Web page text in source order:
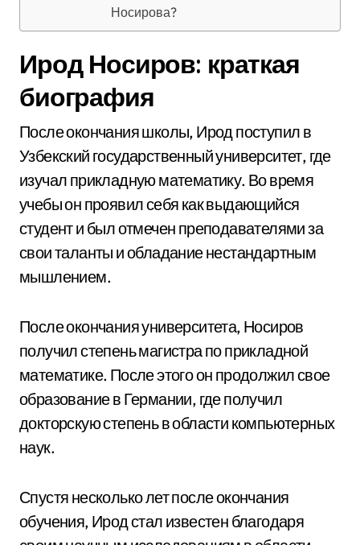
Носирова?
Ирод Носиров: краткая
биография
После окончания школы, Ирод поступил в
Узбекский государственный университет, где
изучал прикладную математику. Во время
учебы он проявил себя как выдающийся
студент и был отмечен преподавателями за
свои таланты и обладание нестандартным
мышлением.
После окончания университета, Носиров
получил степень магистра по прикладной
математике. После этого он продолжил свое
образование в Германии, где получил
докторскую степень в области компьютерных
наук.
Спустя несколько лет после окончания
обучения, Ирод стал известен благодаря